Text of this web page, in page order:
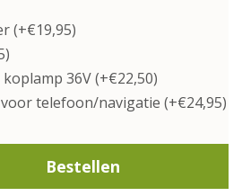
(+€19,95)
36V (+€22,50)
telefoon/navigatie (+€24,95)
Bestellen